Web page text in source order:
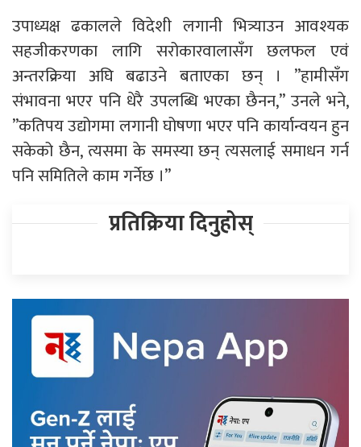
उपाध्यक्ष ढकालले विदेशी लगानी भित्र्याउन आवश्यक
सहजीकरणका लागि सरोकारवालासँग छलफल एवं
अन्तरक्रिया अघि बढाउने बताएका छन् । ”हामीसँग
संभावना भएर पनि धेरै उपलब्धि भएका छैनन,” उनले भने,
”कतिपय उद्योगमा लगानी घोषणा भएर पनि कार्यान्वयन हुन
सकेको छैन, त्यसमा के समस्या छन् त्यसलाई समाधन गर्न
पनि समितिले काम गर्नेछ ।”
प्रतिक्रिया दिनुहोस्